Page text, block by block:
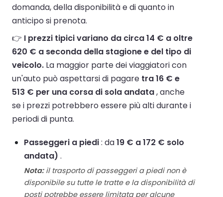
domanda, della disponibilità e di quanto in
anticipo si prenota.
👉 I prezzi tipici variano da circa 14 € a oltre
620 € a seconda della stagione e del tipo di
veicolo. La maggior parte dei viaggiatori con
un'auto può aspettarsi di pagare tra 16 € e
513 € per una corsa di sola andata, anche
se i prezzi potrebbero essere più alti durante i
periodi di punta.
Passeggeri a piedi: da19 € a 172 € solo
andata) .
Nota:il trasporto di passeggeri a piedi non è
disponibile su tutte le tratte e la disponibilità di
posti potrebbe essere limitata per alcune